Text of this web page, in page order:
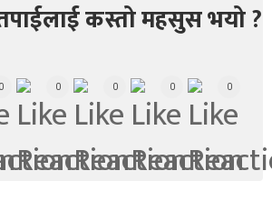
कस्तो महसुस भयो ?
0 0 0 0 0